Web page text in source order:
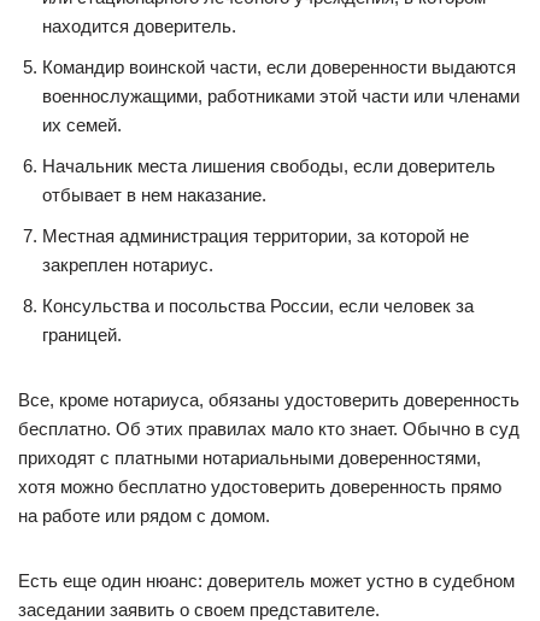
находится доверитель.
Командир воинской части, если доверенности выдаются
военнослужащими, работниками этой части или членами
их семей.
Начальник места лишения свободы, если доверитель
отбывает в нем наказание.
Местная администрация территории, за которой не
закреплен нотариус.
Консульства и посольства России, если человек за
границей.
Все, кроме нотариуса, обязаны удостоверить доверенность
бесплатно. Об этих правилах мало кто знает. Обычно в суд
приходят с платными нотариальными доверенностями,
хотя можно бесплатно удостоверить доверенность прямо
на работе или рядом с домом.
Есть еще один нюанс: доверитель может устно в судебном
заседании заявить о своем представителе.